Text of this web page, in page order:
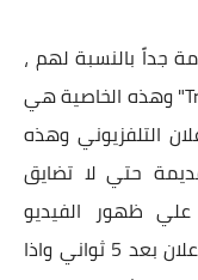
جداً بالنسبة لهم ،
هناك ما يسمي "TrueView in-stream ads" وهذه الخاصية هي
التلفزيوني وهذه
حتي لا تضايق
ظهور الفيديو
الاعلاني قبل الفيديو وويمكن تخطي الاعلان بعد 5 ثواني واذا